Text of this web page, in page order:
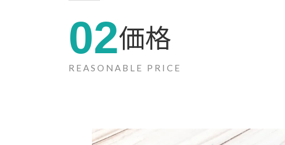
02価格
REASONABLE PRICE